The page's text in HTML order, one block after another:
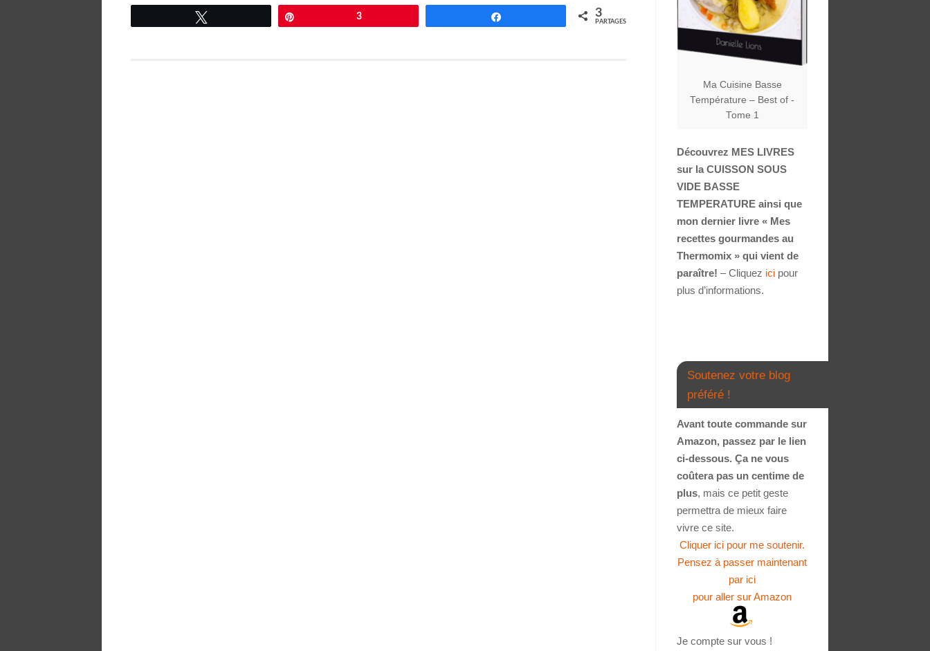
3 3
PARTAGES
Ma Cuisine Basse
Température – Best of -
Tome 1
Découvrez MES LIVRES
sur la CUISSON SOUS
VIDE BASSE
TEMPERATURE ainsi que
mon dernier livre « Mes
recettes gourmandes au
Thermomix » qui vient de
paraître! – Cliquez ici pour
plus d’informations.
Soutenez votre blog
préféré !
Avant toute commande sur
Amazon, passez par le lien
ci-dessous. Ça ne vous
coûtera pas un centime de
plus, mais ce petit geste
permettra de mieux faire
vivre ce site.
Cliquer ici pour me soutenir.
Pensez à passer maintenant
par ici
pour aller sur Amazon
Je compte sur vous !